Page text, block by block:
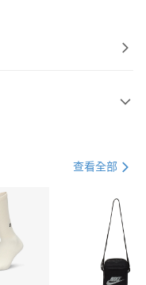
21家銀行
商業銀行
商業銀行
查看全部